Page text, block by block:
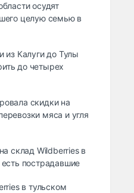
осудят
целую семью в
из Калуги до Тулы
до четырех
скидки на
мяса и угля
склад Wildberries в
пострадавшие
в тульском